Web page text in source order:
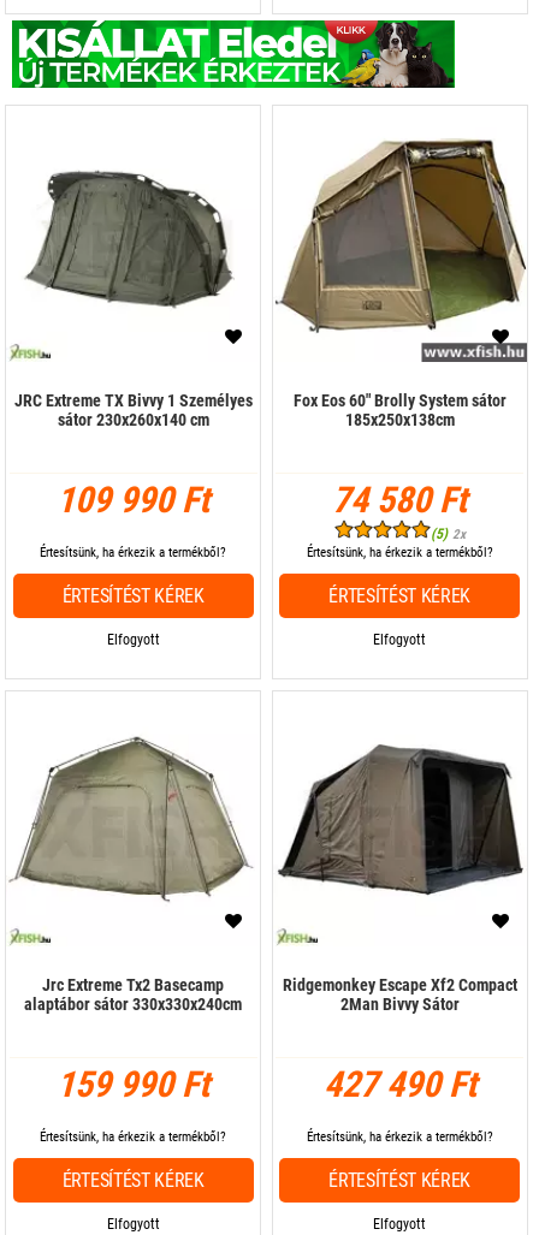
JRC Extreme TX Bivvy 1 Személyes
sátor 230x260x140 cm
109 990 Ft
Elfogyott
Értesítsünk, ha érkezik a termékből?
ÉRTESÍTÉST KÉREK
Fox Eos 60" Brolly System sátor
185x250x138cm
74 580 Ft
(5) 2x
Elfogyott
Értesítsünk, ha érkezik a termékből?
ÉRTESÍTÉST KÉREK
Jrc Extreme Tx2 Basecamp
alaptábor sátor 330x330x240cm
159 990 Ft
Elfogyott
Értesítsünk, ha érkezik a termékből?
ÉRTESÍTÉST KÉREK
Ridgemonkey Escape Xf2 Compact
2Man Bivvy Sátor
427 490 Ft
Elfogyott
Értesítsünk, ha érkezik a termékből?
ÉRTESÍTÉST KÉREK